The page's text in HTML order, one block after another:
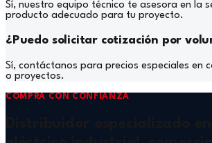
Sí, nuestro equipo técnico te asesora en la
producto adecuado para tu proyecto.
¿Puedo solicitar cotización por
Sí, contáctanos para precios especiales en
o proyectos.
COMPRA CON CONFIANZA